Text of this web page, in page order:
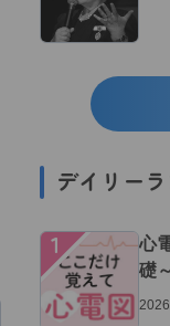
デイリー
１
心
礎